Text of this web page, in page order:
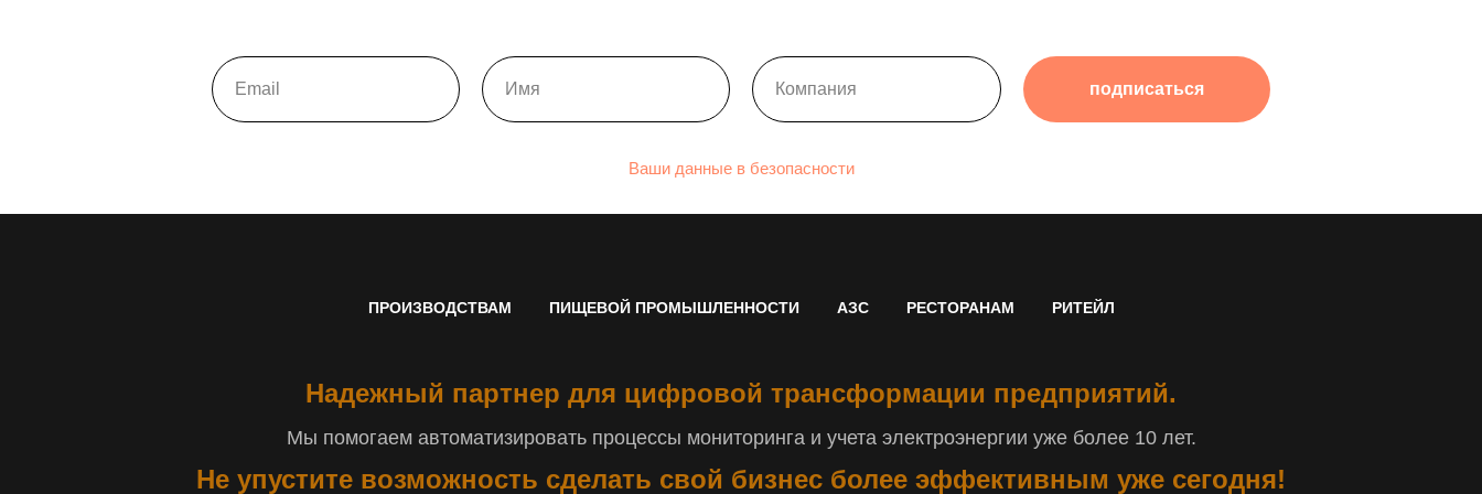
подписаться
Ваши данные в безопасности
ПРОИЗВОДСТВАМ ПИЩЕВОЙ ПРОМЫШЛЕННОСТИ АЗС РЕСТОРАНАМ РИТЕЙЛ
Надежный партнер для цифровой трансформации предприятий.
Мы помогаем автоматизировать процессы мониторинга и учета электроэнергии уже более 10 лет.
Не упустите возможность сделать свой бизнес более эффективным уже сегодня!